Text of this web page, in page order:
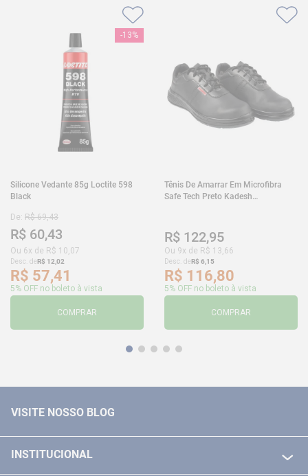
-13%
Silicone Vedante 85g Loctite 598
Black
De: R$ 69,43
R$ 60,43
Ou 6x de R$ 10,07
Desc. deR$ 12,02
R$ 57,41
5% OFF no boleto à vista
COMPRAR
Tênis De Amarrar Em Microfibra
Safe Tech Preto Kadesh
R$ 122,95
Ou 9x de R$ 13,66
Desc. deR$ 6,15
R$ 116,80
5% OFF no boleto à vista
COMPRAR
VISITE NOSSO BLOG
INSTITUCIONAL